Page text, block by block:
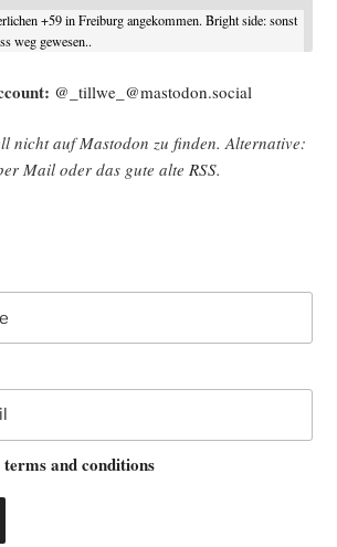
+59 in Freiburg angekommen. Bright side: sonst
weg gewesen..
@_tillwe_@mastodon.social
nicht auf Mast­o­don zu fin­den. Alter­na­ti­ve:
Mail oder das gute alte RSS.
terms and conditions